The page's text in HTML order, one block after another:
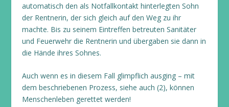
automatisch den als Notfallkontakt hinterlegten Sohn
der Rentnerin, der sich gleich auf den Weg zu ihr
machte. Bis zu seinem Eintreffen betreuten Sanitäter
und Feuerwehr die Rentnerin und übergaben sie dann in
die Hände ihres Sohnes.
Auch wenn es in diesem Fall glimpflich ausging – mit
dem beschriebenen Prozess, siehe auch (2), können
Menschenleben gerettet werden!